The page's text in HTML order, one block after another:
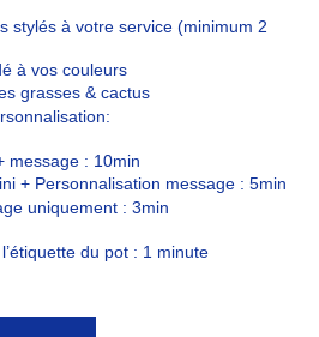
stylés à votre service (minimum 2
à vos couleurs
grasses & cactus
message : 10min
+ Personnalisation message : 5min
uniquement : 3min
du pot : 1 minute